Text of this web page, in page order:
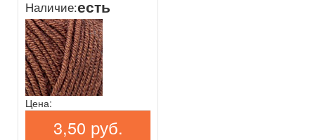
Наличие:есть
Цена:
3,50 руб.